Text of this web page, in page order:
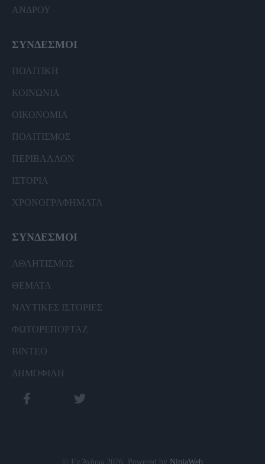
ΑΝΔΡΟΥ
ΣΥΝΔΕΣΜΟΙ
ΠΟΛΙΤΙΚΗ
ΚΟΙΝΩΝΙΑ
ΟΙΚΟΝΟΜΙΑ
ΠΟΛΙΤΙΣΜΟΣ
ΠΕΡΙΒΑΛΛΟΝ
ΙΣΤΟΡΙΑ
ΧΡΟΝΟΓΡΑΦΗΜΑΤΑ
ΣΥΝΔΕΣΜΟΙ
ΑΘΛΗΤΙΣΜΟΣ
ΘΕΜΑΤΑ
ΝΑΥΤΙΚΕΣ ΙΣΤΟΡΙΕΣ
ΦΩΤΟΡΕΠΟΡΤΑΖ
ΒΙΝΤΕΟ
ΔΗΜΟΦΙΛΗ
© Εν Άνδρω 2026. Powered by NinjaWeb